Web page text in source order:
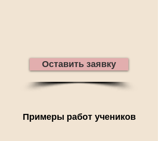
Оставить заявку
Примеры работ учеников